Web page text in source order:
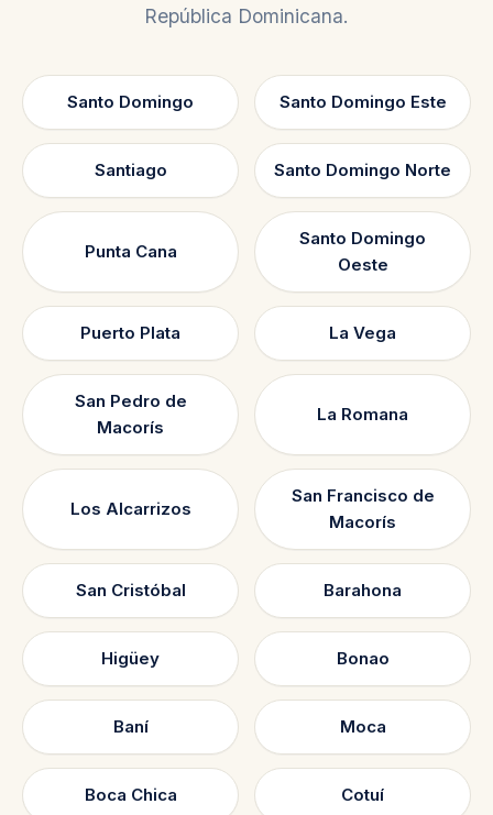
República Dominicana.
Santo Domingo Santo Domingo Este
Santiago Santo Domingo Norte
Punta Cana
Santo Domingo
Oeste
Puerto Plata La Vega
San Pedro de
Macorís
La Romana
Los Alcarrizos
San Francisco de
Macorís
San Cristóbal Barahona
Higüey Bonao
Baní Moca
Boca Chica Cotuí